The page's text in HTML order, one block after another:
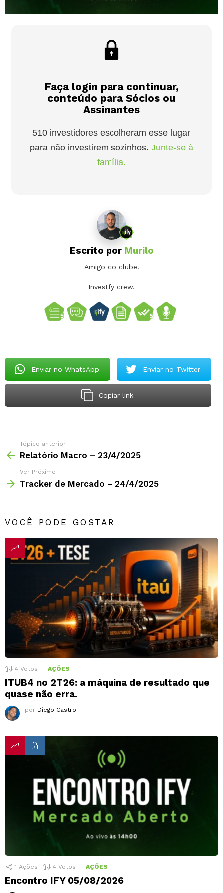
Faça login para continuar,
conteúdo para Sócios ou
Assinantes
510 investidores escolheram esse lugar
para não investirem sozinhos. Junte-se à
família.
Escrito por Murilo
Amigo do clube.
Investfy crew.
Enviar no WhatsApp Enviar no Twitter
Copiar link
Tópico anterior
Relatório Macro – 23/4/2025
Ver Próximo
Tracker de Mercado – 24/4/2025
VOCÊ PODE GOSTAR
4 Votos AÇÕES
ITUB4 no 2T26: a máquina de resultado que
quase não erra.
por Diego Castro
1 Ações 4 Votos AÇÕES
Encontro IFY 05/08/2026